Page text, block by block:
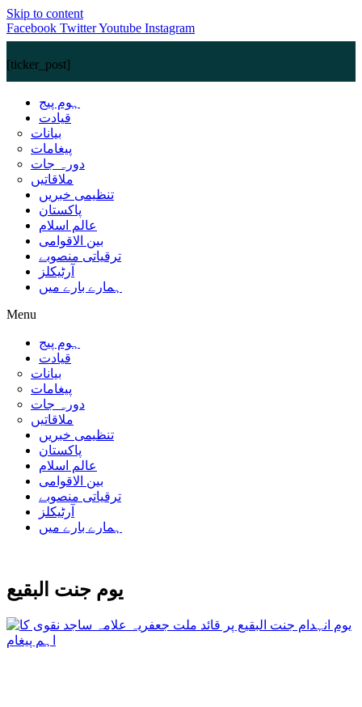
Skip to content
Facebook TwitterYoutube Instagram
[ticker_post]
ہوم پیج
قیادت
بیانات
پیغامات
دورہ جات
ملاقاتیں
تنظیمی خبریں
پاکستان
عالم اسلام
بین الاقوامی
ترقیاتی منصوبے
آرٹیکلز
ہمارے بارے میں
Menu
ہوم پیج
قیادت
بیانات
پیغامات
دورہ جات
ملاقاتیں
تنظیمی خبریں
پاکستان
عالم اسلام
بین الاقوامی
ترقیاتی منصوبے
آرٹیکلز
ہمارے بارے میں
یوم جنت البقیع